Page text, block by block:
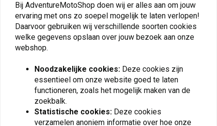
HONDA
CRF 1000 L ABS
Africa Twin
2018 ALLEMAAL
70 kW
Met EG/ECE-
typegoedkeuring.
HONDA
CRF 1000 L ABS
Africa Twin
70 kW
Met EG/ECE-
CRF 1000 L ABS
Africa Twin
2019 ALLEMAAL
70 kW
(95 pk)
Met EG/ECE-
typegoedkeuring.
HONDA
CRF 1000 L ABS
Africa Twin
Adventure Sports
2019 ALLEMAAL
typegoedkeuring.
NATIONAL CYCLE
Vstream Sport
SW-MOTECH
ION Voetsteun Honda
Bij AdventureMotoShop doen wij er alles aan om jouw
ervaring met ons zo soepel mogelijk te laten verlopen!
Daarvoor gebruiken wij verschillende soorten cookies
welke gegevens opslaan over jouw bezoek aan onze
webshop.
Noodzakelijke cookies: Deze cookies zijn
essentieel om onze website goed te laten
functioneren, zoals het mogelijk maken van de
zoekbalk.
Statistische cookies: Deze cookies
verzamelen anoniem informatie over hoe onze